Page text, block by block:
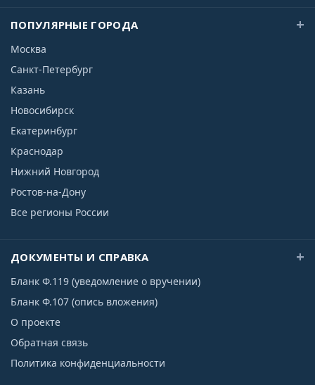
ПОПУЛЯРНЫЕ ГОРОДА
Москва
Санкт-Петербург
Казань
Новосибирск
Екатеринбург
Краснодар
Нижний Новгород
Ростов-на-Дону
Все регионы России
ДОКУМЕНТЫ И СПРАВКА
Бланк Ф.119 (уведомление о вручении)
Бланк Ф.107 (опись вложения)
О проекте
Обратная связь
Политика конфиденциальности